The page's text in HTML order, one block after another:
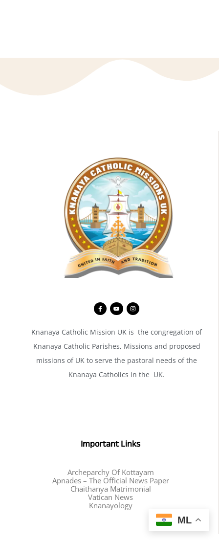
Knanaya Catholic Mission UK is the congregation of
Knanaya Catholic Parishes, Missions and proposed
missions of UK to serve the pastoral needs of the
Knanaya Catholics in the UK.
Important Links
Archeparchy Of Kottayam
Apnades – The Official News Paper
Chaithanya Matrimonial
Vatican News
Knanayology
ML